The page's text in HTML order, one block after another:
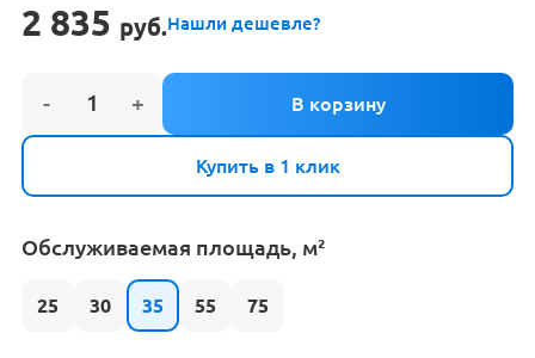
2 835 руб.Нашли дешевле?
Купить в 1 клик
Обслуживаемая площадь, м²
25 30 35 55 75